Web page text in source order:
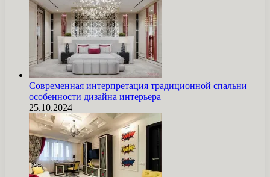
Современная интерпретация традиционной спальни
особенности дизайна интерьера
25.10.2024